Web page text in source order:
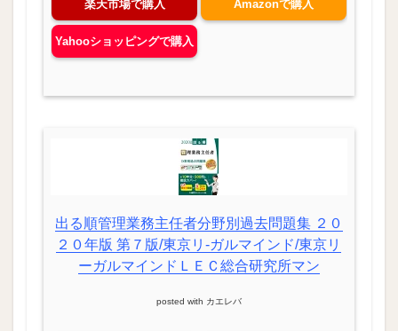
楽天市場で購入 Amazonで購入
Yahooショッピングで購入
出る順管理業務主任者分野別過去問題集 ２０
２０年版 第７版/東京リ-ガルマインド/東京リ
ーガルマインドＬＥＣ総合研究所マン
posted with カエレバ